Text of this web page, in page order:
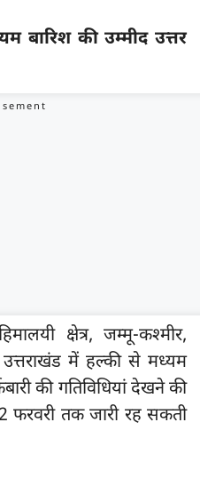
बारिश की उम्मीद उत्तर
क्षेत्र, जम्मू-कश्मीर,
में हल्की से मध्यम
की गतिविधियां देखने की
फरवरी तक जारी रह सकती